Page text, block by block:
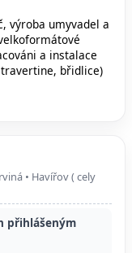
výroba umyvadel a
a instalace
břidlice)
• Havířov ( cely
přihlášeným